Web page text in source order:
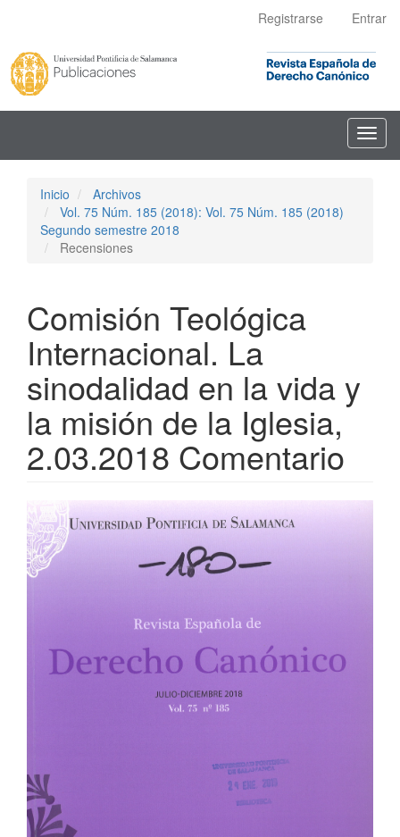
principal
Barra
lateral
Registrarse Entrar
Inicio
Archivos
Vol. 75 Núm. 185 (2018): Vol. 75 Núm. 185 (2018)
Segundo semestre 2018
Recensiones
Comisión Teológica
Internacional. La
sinodalidad en la vida y
la misión de la Iglesia,
2.03.2018 Comentario
Barra
lateral
del